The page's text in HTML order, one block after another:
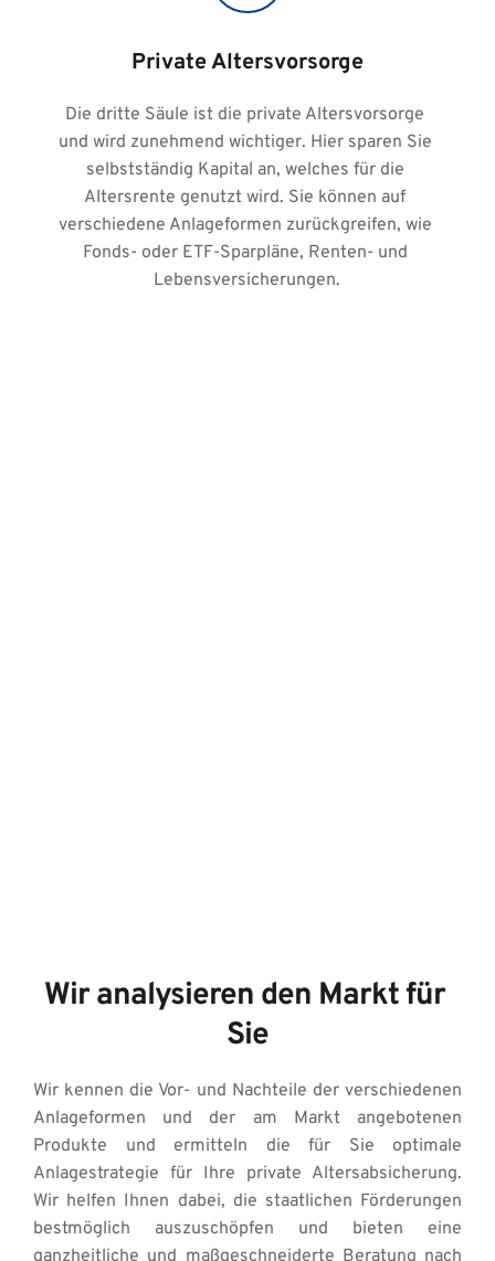
Private Altersvorsorge
Die dritte Säule ist die private Altersvorsorge
und wird zunehmend wichtiger. Hier sparen Sie
selbstständig Kapital an, welches für die
Altersrente genutzt wird. Sie können auf
verschiedene Anlageformen zurückgreifen, wie
Fonds- oder ETF-Sparpläne, Renten- und
Lebensversicherungen.
Wir analysieren den Markt für
Sie
Wir kennen die Vor- und Nachteile der verschiedenen
Anlageformen und der am Markt angebotenen
Produkte und ermitteln die für Sie optimale
Anlagestrategie für Ihre private Altersabsicherung.
Wir helfen Ihnen dabei, die staatlichen Förderungen
bestmöglich auszuschöpfen und bieten eine
ganzheitliche und maßgeschneiderte Beratung nach